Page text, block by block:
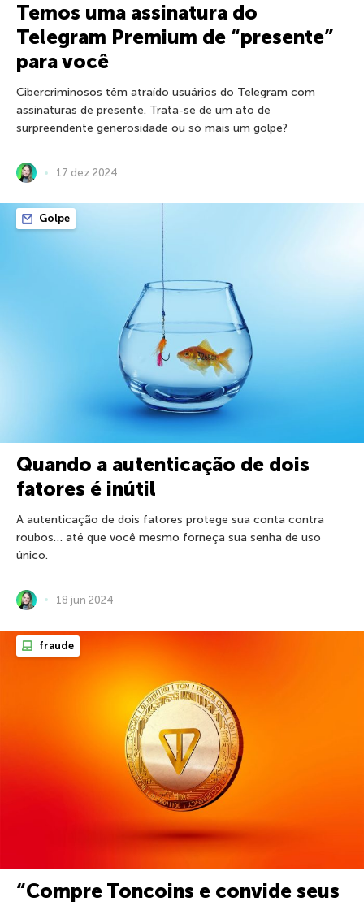
Temos uma assinatura do
Telegram Premium de “presente”
para você
Cibercriminosos têm atraído usuários do Telegram com
assinaturas de presente. Trata-se de um ato de
surpreendente generosidade ou só mais um golpe?
17 dez 2024
Golpe
Quando a autenticação de dois
fatores é inútil
A autenticação de dois fatores protege sua conta contra
roubos… até que você mesmo forneça sua senha de uso
único.
18 jun 2024
fraude
“Compre Toncoins e convide seus